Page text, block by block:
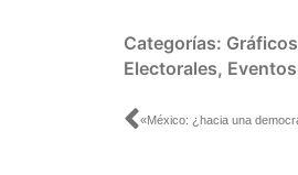
Categorías: Gráficos
Electorales, Eventos
Ant